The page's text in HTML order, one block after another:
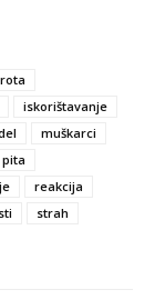
iskorištavanje
muškarci
pita
reakcija
strah